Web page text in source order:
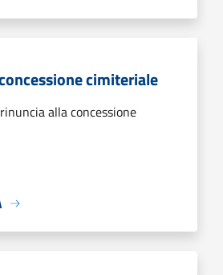
cimiteriale
alla concessione